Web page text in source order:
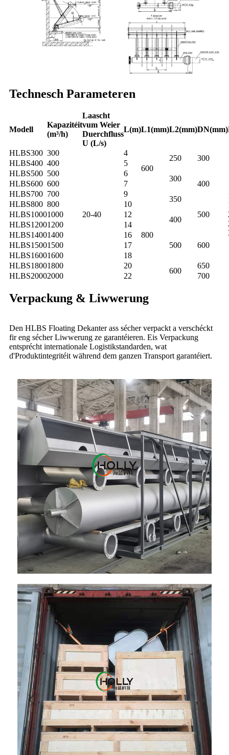
Technesch Parameteren
Modell
Kapazitéit
(m³/h)
Laascht
vum Weier
Duerchfluss
U (L/s)
L(m)L1(mm)L2(mm)DN(mm)
HLBS300 300
20-40
4
600
250 300
HLBS400 400
5
HLBS500 500 6
300
400
HLBS600 600
7
HLBS700 700 9
800
350
HLBS800 800
10
500
HLBS10001000 12
400
HLBS12001200
14
HLBS14001400
16
500
600
HLBS15001500
17
HLBS16001600
18
HLBS18001800 20
600
650
HLBS20002000 22 700
Verpackung & Liwwerung
Den HLBS Floating Dekanter ass sécher verpackt a verschéckt
fir eng sécher Liwwerung ze garantéieren. Eis Verpackung
entsprécht internationale Logistikstandarden, wat
d'Produktintegritéit während dem ganzen Transport garantéiert.